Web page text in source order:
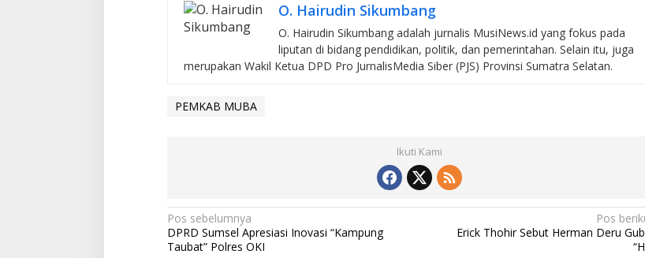
O. Hairudin Sikumbang
O. Hairudin Sikumbang adalah jurnalis MusiNews.id yang fokus pada
liputan di bidang pendidikan, politik, dan pemerintahan. Selain itu, juga
merupakan Wakil Ketua DPD Pro JurnalisMedia Siber (PJS) Provinsi Sumatra Selatan.
PEMKAB MUBA
Ikuti Kami
N
a
Pos sebelumnya
DPRD Sumsel Apresiasi Inovasi “Kampung
Taubat” Polres OKI
Pos
Erick Thohir Sebut Herman Deru